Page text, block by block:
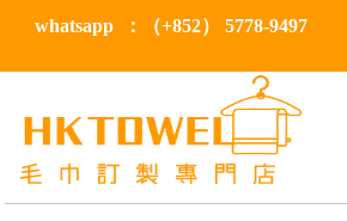
whatsapp ：（+852） 5778-9497